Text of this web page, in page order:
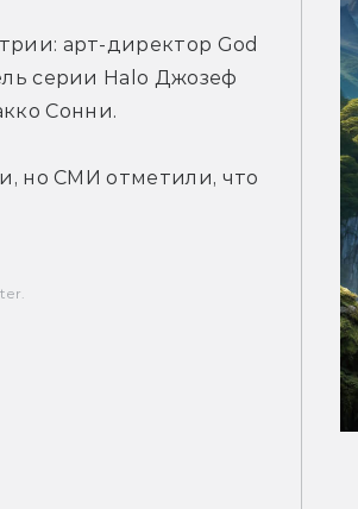
арт-директор God
серии Halo Джозеф
Сонни.
но СМИ отметили, что